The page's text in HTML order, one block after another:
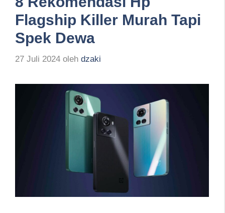
Flagship Killer Murah Tapi
Spek Dewa
27 Juli 2024 oleh dzaki